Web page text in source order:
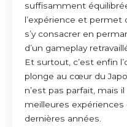
suffisamment
l’expérience et permet
s’y consacrer en
d’un gameplay
Et surtout, c’est enfin
plonge au cœur du
n’est pas parfait, mais
meilleures
dernières années.